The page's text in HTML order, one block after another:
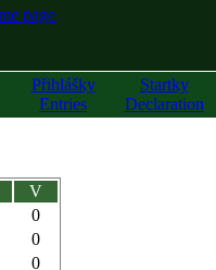
Přihlášky
Entries
Startky
Declaration
V
0
0
0